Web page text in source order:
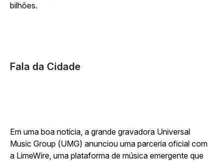
bilhões.
Fala da Cidade
Em uma boa notícia, a grande gravadora Universal
Music Group (UMG) anunciou uma parceria oficial com
a LimeWire, uma plataforma de música emergente que